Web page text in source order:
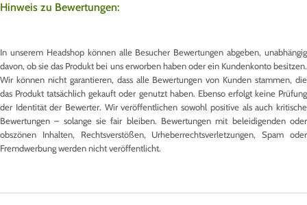
Hinweis zu Bewertungen:
In unserem Headshop können alle Besucher Bewertungen abgeben, unabhängig
davon, ob sie das Produkt bei uns erworben haben oder ein Kundenkonto besitzen.
Wir können nicht garantieren, dass alle Bewertungen von Kunden stammen, die
das Produkt tatsächlich gekauft oder genutzt haben. Ebenso erfolgt keine Prüfung
der Identität der Bewerter. Wir veröffentlichen sowohl positive als auch kritische
Bewertungen – solange sie fair bleiben. Bewertungen mit beleidigenden oder
obszönen Inhalten, Rechtsverstößen, Urheberrechtsverletzungen, Spam oder
Fremdwerbung werden nicht veröffentlicht.